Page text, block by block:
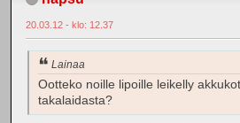
20.03.12 - klo: 12.37
Lainaa
Ootteko noille lipoille leikelly
takalaidasta?